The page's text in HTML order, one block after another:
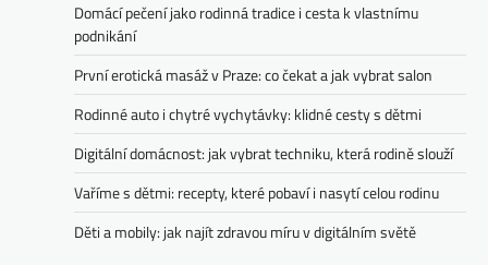
Domácí pečení jako rodinná tradice i cesta k vlastnímu
podnikání
První erotická masáž v Praze: co čekat a jak vybrat salon
Rodinné auto i chytré vychytávky: klidné cesty s dětmi
Digitální domácnost: jak vybrat techniku, která rodině slouží
Vaříme s dětmi: recepty, které pobaví i nasytí celou rodinu
Děti a mobily: jak najít zdravou míru v digitálním světě